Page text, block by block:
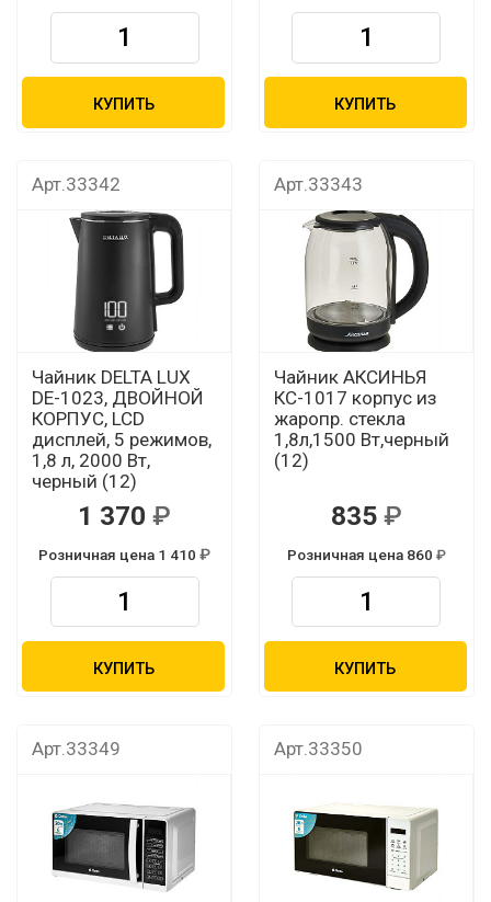
КУПИТЬ КУПИТЬ
Арт.33342
Чайник DELTA LUX
DE-1023, ДВОЙНОЙ
КОРПУС, LCD
дисплей, 5 режимов,
1,8 л, 2000 Вт,
черный (12)
1 370
Розничная цена 1 410
КУПИТЬ
Арт.33343
Чайник АКСИНЬЯ
КС-1017 корпус из
жаропр. стекла
1,8л,1500 Вт,черный
(12)
835
Розничная цена 860
КУПИТЬ
Арт.33349 Арт.33350